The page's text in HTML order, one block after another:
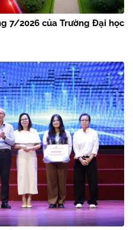
7/2026 của Trường Đại học